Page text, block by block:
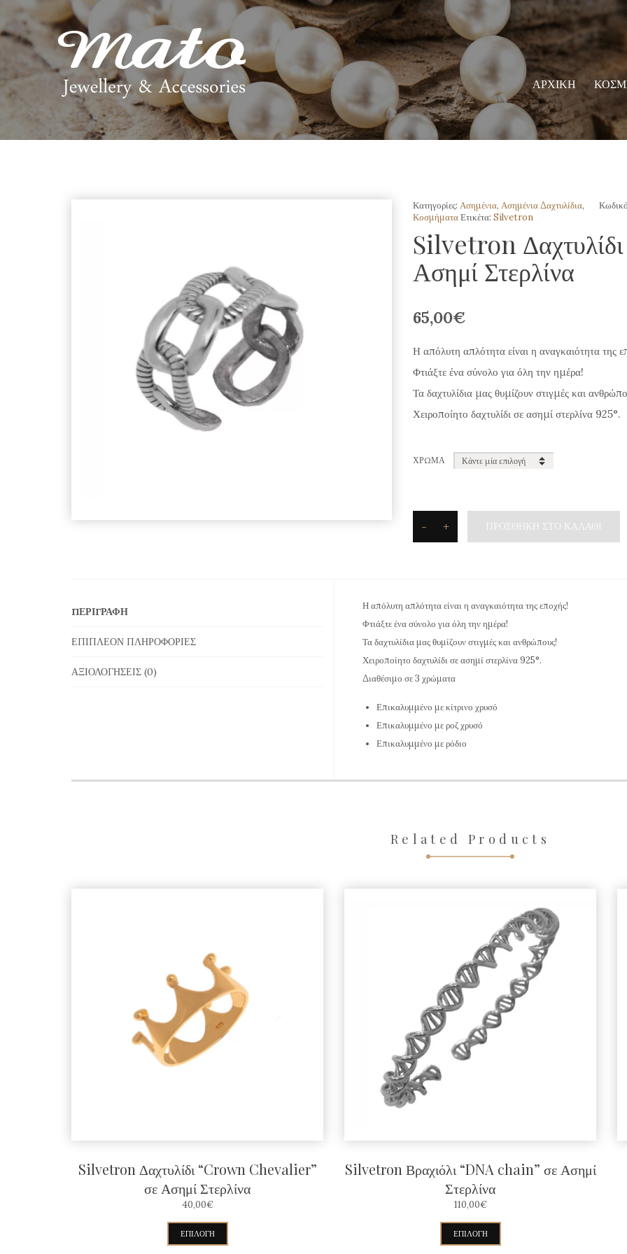
ΑΡΧΙΚΗ
Κατηγορίες: Ασημένια, Ασημένια Δαχτυλίδια,
Κοσμήματα Ετικέτα: Silvetron
Silvetron
Ασημί Στερλίνα
65,00€
Η απόλυτη απλότητα είναι η αναγκαιότητα της
Φτιάξτε ένα σύνολο για όλη την ημέρα!
Τα δαχτυλίδια μας θυμίζουν στιγμές και
Χειροποίητο δαχτυλίδι σε ασημί στερλίνα 925°.
ΧΡΏΜΑ
-
σε
Ασημί
Στερλίνα
ποσότητα
+ ΠΡΟΣΘΉΚΗ ΣΤΟ ΚΑΛΆΘΙ
ΠΕΡΙΓΡΑΦΉ
ΕΠΙΠΛΈΟΝ ΠΛΗΡΟΦΟΡΊΕΣ
ΑΞΙΟΛΟΓΉΣΕΙΣ (0)
Η απόλυτη απλότητα είναι η αναγκαιότητα της εποχής!
Φτιάξτε ένα σύνολο για όλη την ημέρα!
Τα δαχτυλίδια μας θυμίζουν στιγμές και ανθρώπους!
Χειροποίητο δαχτυλίδι σε ασημί στερλίνα 925°.
Διαθέσιμο σε 3 χρώματα
Επικαλυμμένο με κίτρινο χρυσό
Επικαλυμμένο με ροζ χρυσό
Επικαλυμμένο με ρόδιο
Related Products
Silvetron Δαχτυλίδι “Crown Chevalier”
σε Ασημί Στερλίνα
40,00€
ΕΠΙΛΟΓΉ
Silvetron Βραχιόλι “DNA chain” σε Ασημί
Στερλίνα
110,00€
ΕΠΙΛΟΓΉ